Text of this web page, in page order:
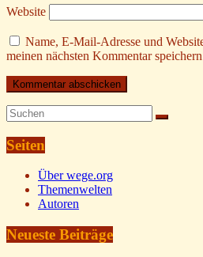
Website
Name, E-Mail-Adresse und
meinen nächsten Kommentar
Seiten
Über wege.org
Themenwelten
Autoren
Neueste Beiträge